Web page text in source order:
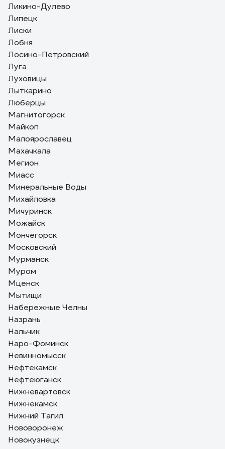
Ликино-Дулево
Липецк
Лиски
Лобня
Лосино-Петровский
Луга
Луховицы
Лыткарино
Люберцы
Магнитогорск
Майкоп
Малоярославец
Махачкала
Мегион
Миасс
Минеральные Воды
Михайловка
Мичуринск
Можайск
Мончегорск
Московский
Мурманск
Муром
Мценск
Мытищи
Набережные Челны
Назрань
Нальчик
Наро-Фоминск
Невинномысск
Нефтекамск
Нефтеюганск
Нижневартовск
Нижнекамск
Нижний Тагил
Нововоронеж
Новокузнецк